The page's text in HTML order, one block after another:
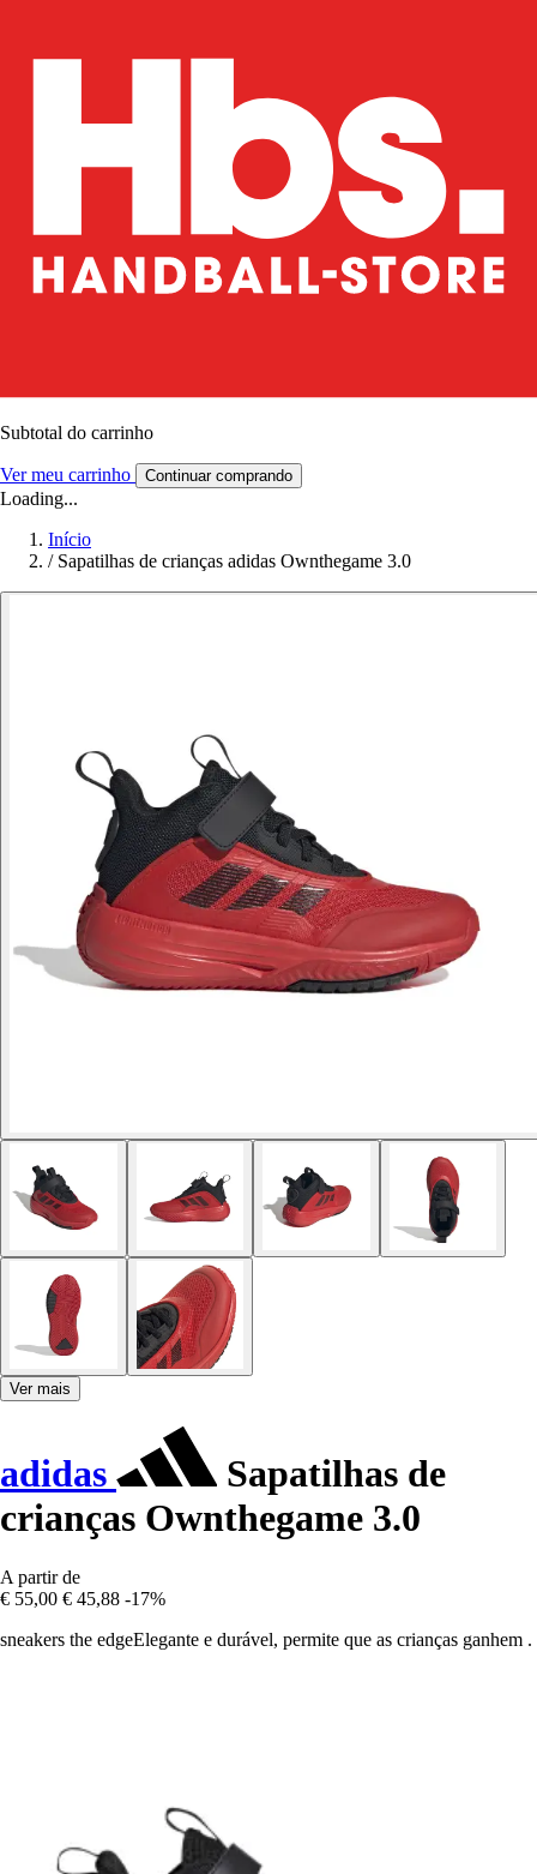
Subtotal do carrinho
Ver meu carrinho Continuar comprando
Loading...
Início
/ Sapatilhas de crianças adidas Ownthegame 3.0
Ver mais
adidas
Sapatilhas de
crianças Ownthegame 3.0
A partir de
€ 55,00 € 45,88 -17%
sneakers the edgeElegante e durável, permite que as crianças ganhem .